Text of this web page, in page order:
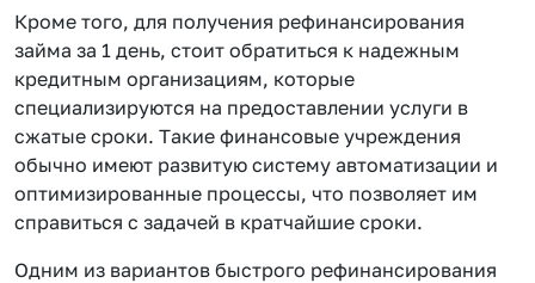
Кроме того, для получения рефинансирования
займа за 1 день, стоит обратиться к надежным
кредитным организациям, которые
специализируются на предоставлении услуги в
сжатые сроки. Такие финансовые учреждения
обычно имеют развитую систему автоматизации и
оптимизированные процессы, что позволяет им
справиться с задачей в кратчайшие сроки.
Одним из вариантов быстрого рефинансирования